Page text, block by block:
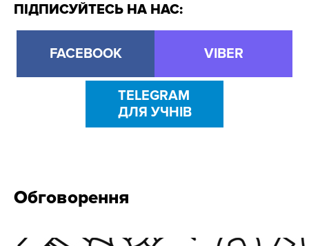
ПІДПИСУЙТЕСЬ НА НАС:
FACEBOOK VIBER
TELEGRAM
ДЛЯ УЧНІВ
Обговорення